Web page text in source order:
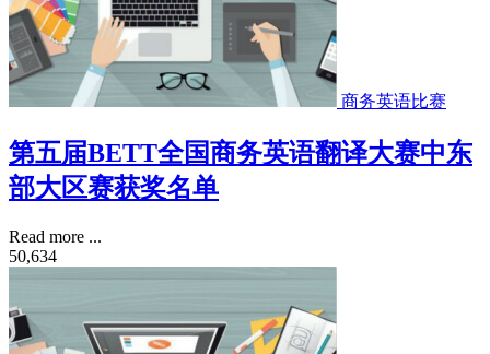
商务英语比赛
第五届BETT全国商务英语翻译大赛中东
部大区赛获奖名单
Read more ...
50,634